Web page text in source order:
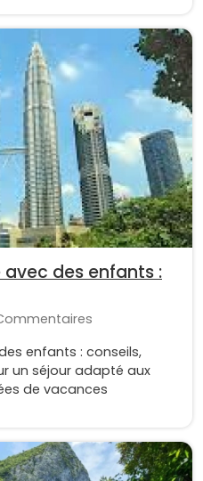
des enfants :
enfants : conseils,
un séjour adapté aux
de vacances